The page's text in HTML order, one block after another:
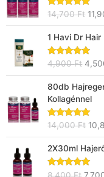
Értékelés:
5.00
14,700Ft
was:
1 Havi Dr
Értékelés:
4.67
4,900Ft
price
was:
80db
Kollagénnel
Értékelés:
5.00
14,000Ft
was:
2X30ml
Értékelés:
8,400Ft
price
was: